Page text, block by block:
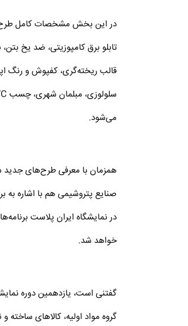
در این بخش مشخصات کامل
تابلو برق کامپوزیتی، ضد یخ
قالب ریخته‌گری، کفپوش و رنگ
می‌شود.
همزمان با معرفی طرح‌های جدید
صنایع پتروشیمی هم با اشاره به
در نمایشگاه ایران پلاست
خواهد شد.
گروه مواد اولیه، کالاهای